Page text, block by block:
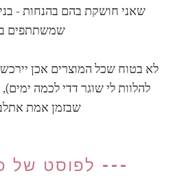
שאני חושקת בהם בהנחות -
שמשתתפים
לא בטוח שכל המוצרים אכן
להלוות לי שוגר דדי לכמה
שבזמן אמת
--- לפוסט של